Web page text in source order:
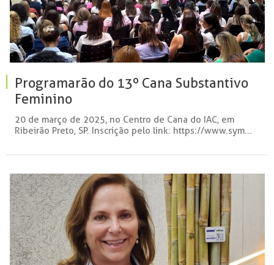
Programarão do 13º Cana Substantivo
Feminino
20 de março de 2025, no Centro de Cana do IAC, em
Ribeirão Preto, SP. Inscrição pelo link: https://www.sym...